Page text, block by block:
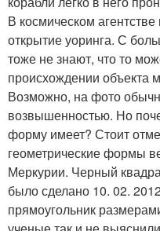
В космическом
открытие уоринга. С
тоже не знают, что то
происхождении объекта
Возможно, на фото
возвышенностью. Но
форму имеет? Стоит
геометрические формы
Меркурии. Черный
было сделано 10. 02.
прямоугольник